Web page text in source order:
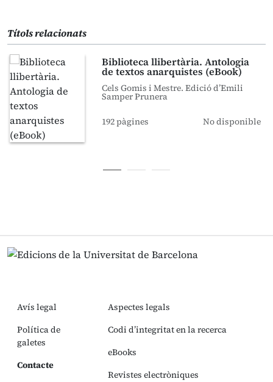
Títols relacionats
Biblioteca llibertària. Antologia
de textos anarquistes (eBook)
Cels Gomis i Mestre. Edició d’Emili
Samper Prunera
192 pàgines No disponible
Avís legal
Política de
galetes
Contacte
Aspectes legals
Codi d’integritat en la recerca
eBooks
Revistes electròniques